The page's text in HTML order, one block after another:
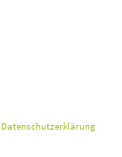
Datenschutzerklärung